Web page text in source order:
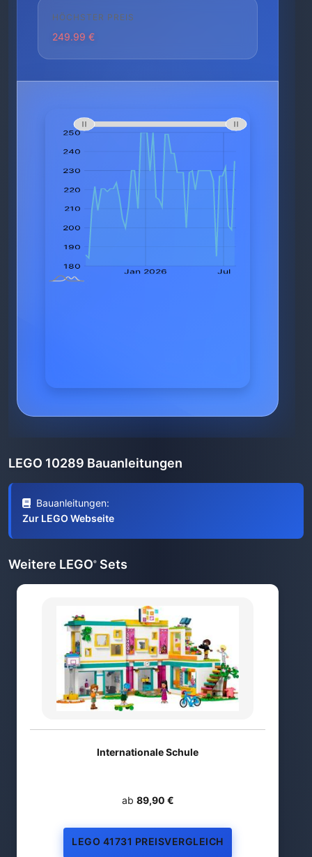
HÖCHSTER PREIS
249.99 €
LEGO 10289 Bauanleitungen
Bauanleitungen:
Zur LEGO Webseite
Weitere LEGO® Sets
Internationale Schule
ab 89,90 €
LEGO 41731 PREISVERGLEICH